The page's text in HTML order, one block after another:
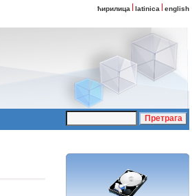
ћирилица latinica english